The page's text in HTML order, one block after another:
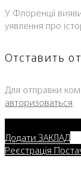
У Флоренції
уявлення про
Отставить
Для отправки
авторизоваться
Додати ЗАКЛАД
Реєстрація